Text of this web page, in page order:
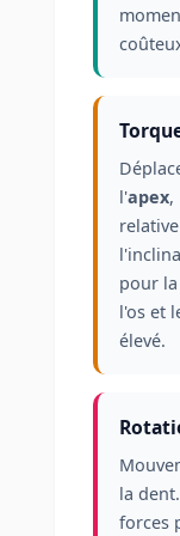
l'apex,
pour
l'os et
élevé.
la
forces